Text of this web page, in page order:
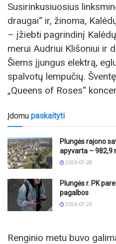
Susirinkusiuosius
draugai“ ir, žinoma,
– įžiebti pagrindinį
merui Audriui Klišoniui ir
Šiems įjungus elektrą,
spalvotų lempučių.
„Queens of Roses“
Įdomu paskaityti
Plungės rajono
apyvarta – 982,9
2026-07-28
Plungės r. PK
pagalbos
2026-07-24
Renginio metu buvo